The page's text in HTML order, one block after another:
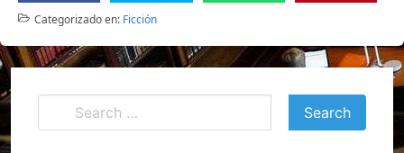
Categorizado en: Ficción